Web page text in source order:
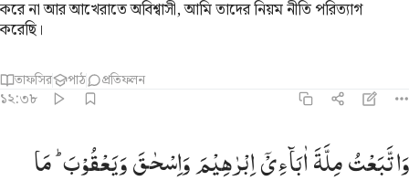
করে না আর আখেরাতে অবিশ্বাসী, আমি তাদের নিয়ম নীতি পরিত্যাগ
করেছি।
তাফসির পাঠ প্রতিফলন
১২:৩৮
واتبعت ملة ابايي ابراهيم واسحاق ويعقوب ما كان لنا ان نشرك
وَٱتَّبَعْتُ مِلَّةَ ءَابَآءِىٓ إِبْرَٰهِيمَ وَإِسْحَـٰقَ وَيَعْقُوبَ ۚ مَا كَانَ لَنَآ أَن
وَاتَّبَعْتُمِلَّةَاٰبَآءِیْۤاِبْرٰهِیْمَوَاِسْحٰقَوَیَعْقُوْبَ ؕ مَا